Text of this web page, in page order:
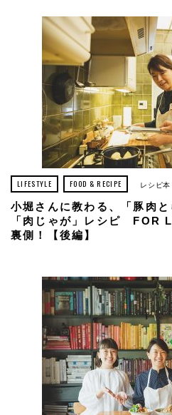
LIFESTYLE FOOD & RECIPE レシピ本
小堀さんに教わる、「豚肉
「肉じゃが」レシピ FOR
裏側！【後編】